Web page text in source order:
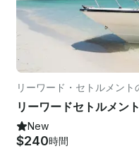
リーワード・セトルメント
New
$240時間